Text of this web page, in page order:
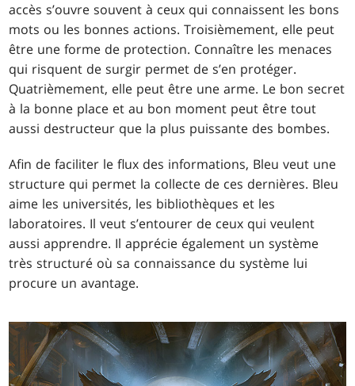
accès s’ouvre souvent à ceux qui connaissent les bons
mots ou les bonnes actions. Troisièmement, elle peut
être une forme de protection. Connaître les menaces
qui risquent de surgir permet de s’en protéger.
Quatrièmement, elle peut être une arme. Le bon secret
à la bonne place et au bon moment peut être tout
aussi destructeur que la plus puissante des bombes.
Afin de faciliter le flux des informations, Bleu veut une
structure qui permet la collecte de ces dernières. Bleu
aime les universités, les bibliothèques et les
laboratoires. Il veut s’entourer de ceux qui veulent
aussi apprendre. Il apprécie également un système
très structuré où sa connaissance du système lui
procure un avantage.